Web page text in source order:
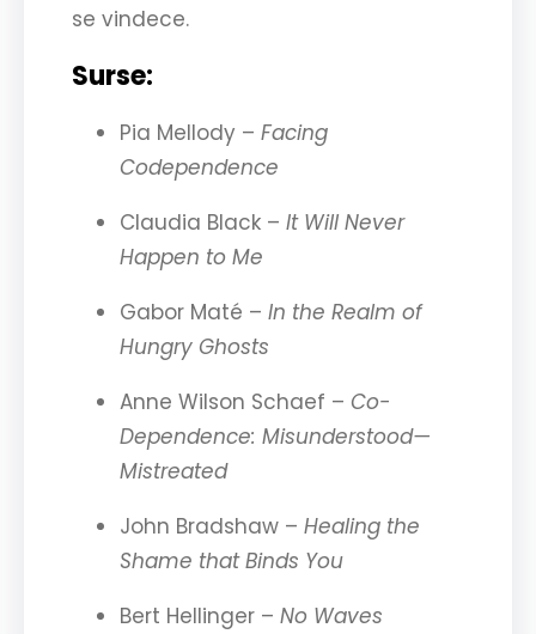
se vindece.
Surse:
Pia Mellody – Facing
Codependence
Claudia Black – It Will Never
Happen to Me
Gabor Maté – In the Realm of
Hungry Ghosts
Anne Wilson Schaef – Co-
Dependence: Misunderstood—
Mistreated
John Bradshaw – Healing the
Shame that Binds You
Bert Hellinger – No Waves